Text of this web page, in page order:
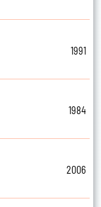
1991
1984
2006